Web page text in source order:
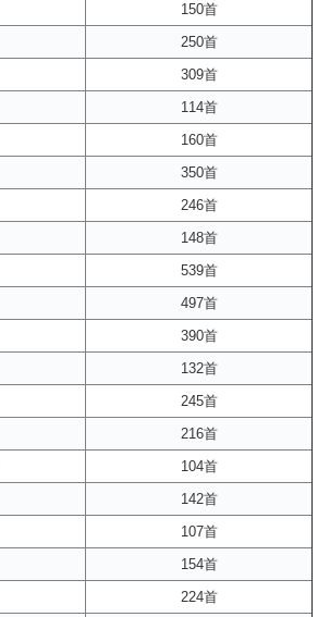
150首
250首
309首
114首
160首
350首
246首
148首
539首
497首
390首
132首
245首
216首
104首
142首
107首
154首
224首